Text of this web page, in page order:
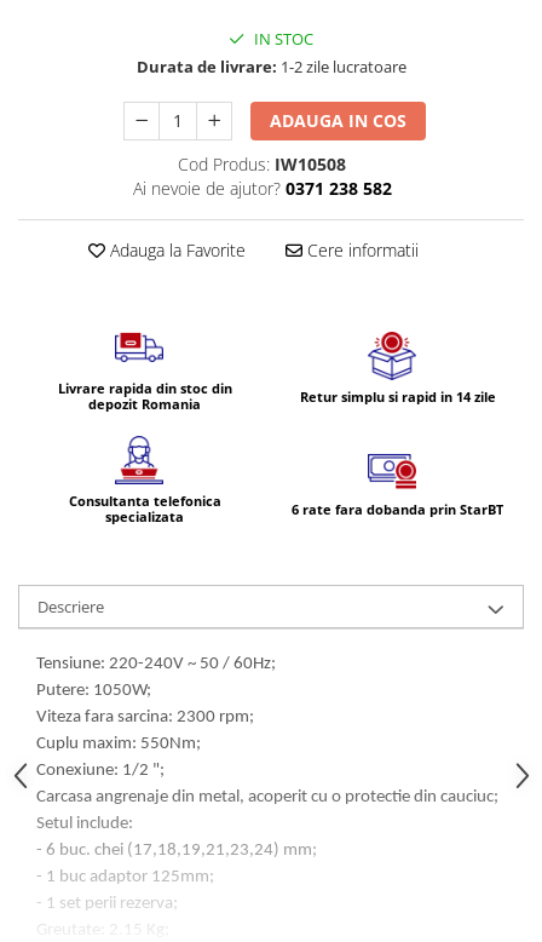
Scania R S G P Next Generation
Volvo Aero
Volvo FH 4 Euro 6
Lumini, Becuri, Proiectoare
Accesorii iluminare LED camioane
Bare LED (LED Bar) off-road, auto
si camion
Becuri Led Auto
Becuri Xenon Auto
Seturi de Becuri Auto
Faruri Camioane, Utilaje &
Tractoare
Lampi de ceata
Lampi Gabarit LED
Lampi gabarit auto si remorci
Lampi gabarit cu brat auto si
remorci
Lampi interior, Plafoniere
IN STOC
Durata de livrare: 1-2 zile lucratoare
ADAUGA IN COS
Cod Produs: IW10508
Ai nevoie de ajutor? 0371 238 582
Adauga la Favorite Cere informatii
Livrare rapida din stoc din
depozit Romania
Retur simplu si rapid in 14 zile
Consultanta telefonica
specializata
6 rate fara dobanda prin StarBT
Descriere
Tensiune: 220-240V ~ 50 / 60Hz;
Putere: 1050W;
Viteza fara sarcina: 2300 rpm;
Cuplu maxim: 550Nm;
Conexiune: 1/2 ";
Carcasa angrenaje din metal, acoperit cu o protectie din cauciuc;
Setul include:
- 6 buc. chei (17,18,19,21,23,24) mm;
- 1 buc adaptor 125mm;
- 1 set perii rezerva;
Greutate: 2.15 Kg;